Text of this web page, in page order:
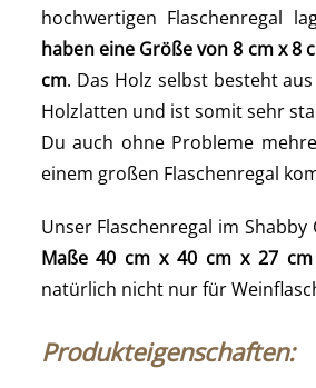
hochwertigen Flaschenregal
haben eine Größe von 8 cm x 8
cm. Das Holz selbst besteht
Holzlatten und ist somit sehr
Du auch ohne Probleme
einem großen Flaschenregal
Unser Flaschenregal im Shabby
Maße 40 cm x 40 cm x 27 cm
natürlich nicht nur für
Produkteigenschaften: